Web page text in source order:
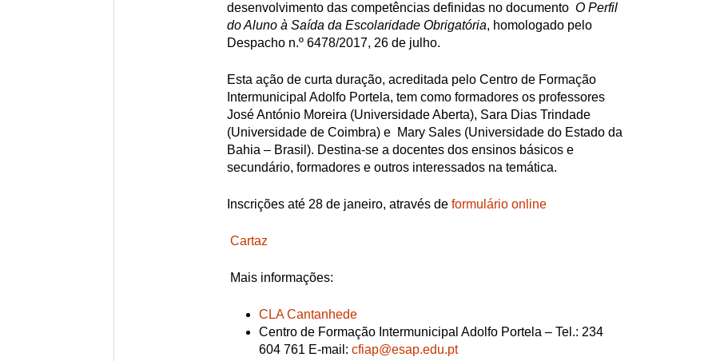
desenvolvimento das competências definidas no documento O Perfil
do Aluno à Saída da Escolaridade Obrigatória, homologado pelo
Despacho n.º 6478/2017, 26 de julho.
Esta ação de curta duração, acreditada pelo Centro de Formação
Intermunicipal Adolfo Portela, tem como formadores os professores
José António Moreira (Universidade Aberta), Sara Dias Trindade
(Universidade de Coimbra) e Mary Sales (Universidade do Estado da
Bahia – Brasil). Destina-se a docentes dos ensinos básicos e
secundário, formadores e outros interessados na temática.
Inscrições até 28 de janeiro, através de formulário online
Cartaz
Mais informações:
CLA Cantanhede
Centro de Formação Intermunicipal Adolfo Portela – Tel.: 234
604 761 E-mail: cfiap@esap.edu.pt